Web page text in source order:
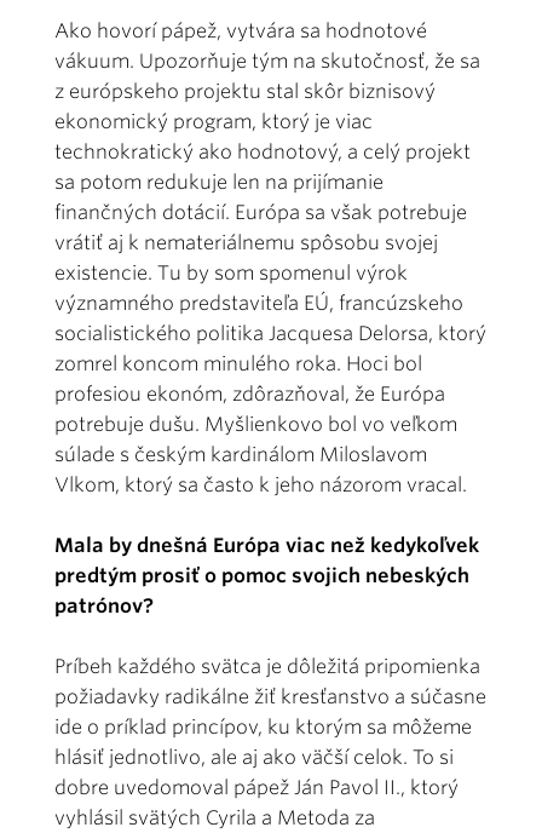
Ako hovorí pápež, vytvára sa hodnotové
vákuum. Upozorňuje tým na skutočnosť, že sa
z európskeho projektu stal skôr biznisový
ekonomický program, ktorý je viac
technokratický ako hodnotový, a celý projekt
sa potom redukuje len na prijímanie
finančných dotácií. Európa sa však potrebuje
vrátiť aj k nemateriálnemu spôsobu svojej
existencie. Tu by som spomenul výrok
významného predstaviteľa EÚ, francúzskeho
socialistického politika Jacquesa Delorsa, ktorý
zomrel koncom minulého roka. Hoci bol
profesiou ekonóm, zdôrazňoval, že Európa
potrebuje dušu. Myšlienkovo bol vo veľkom
súlade s českým kardinálom Miloslavom
Vlkom, ktorý sa často k jeho názorom vracal.
Mala by dnešná Európa viac než kedykoľvek
predtým prosiť o pomoc svojich nebeských
patrónov?
Príbeh každého svätca je dôležitá pripomienka
požiadavky radikálne žiť kresťanstvo a súčasne
ide o príklad princípov, ku ktorým sa môžeme
hlásiť jednotlivo, ale aj ako väčší celok. To si
dobre uvedomoval pápež Ján Pavol II., ktorý
vyhlásil svätých Cyrila a Metoda za